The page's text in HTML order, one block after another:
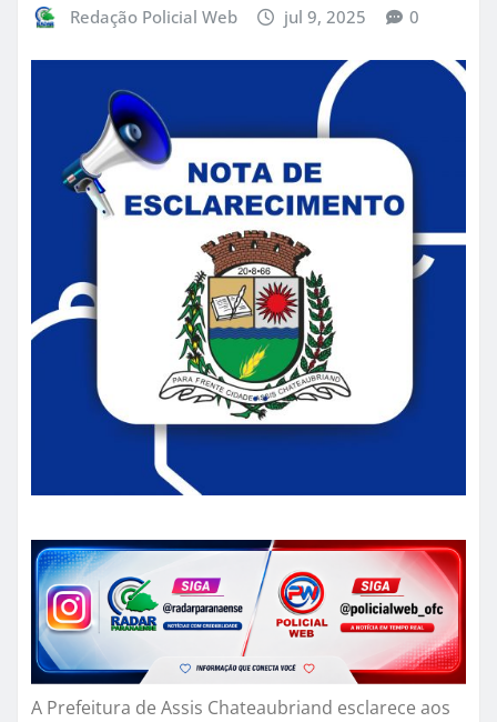
Redação Policial Web jul 9, 2025 0
A Prefeitura de Assis Chateaubriand esclarece aos